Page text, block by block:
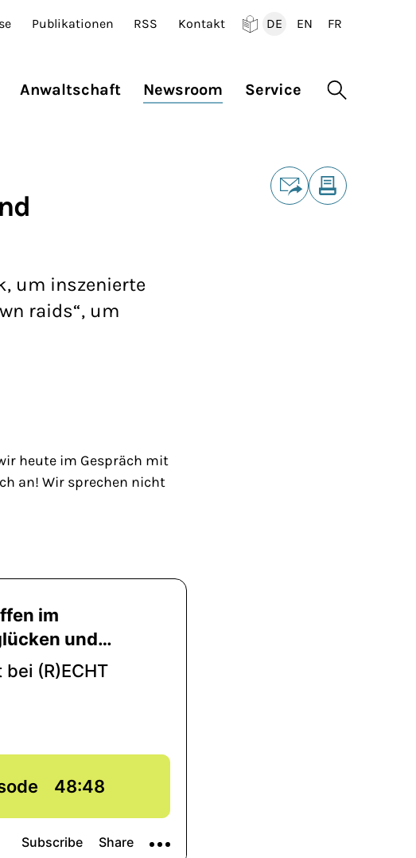
Publikationen RSS Kontakt
DE
EN
FR
Anwaltschaft Newsroom Service Suche
um inszenierte
raids“, um
heute im Gespräch mit
an! Wir sprechen nicht